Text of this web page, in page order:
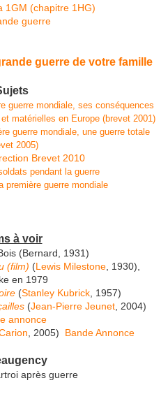
1GM (chapitre 1HG)
guerre
guerre de votre famille
guerre mondiale, ses conséquences
matérielles en Europe (brevet 2001)
guerre mondiale, une guerre totale
2005)
Brevet 2010
pendant la guerre
première guerre mondiale
à voir
(Bernard, 1931)
(film) (Lewis Milestone , 1930),
en 1979
(Stanley Kubrick , 1957)
(Jean-Pierre Jeunet, 2004)
annonce
, 2005) Bande Annonce
après guerre